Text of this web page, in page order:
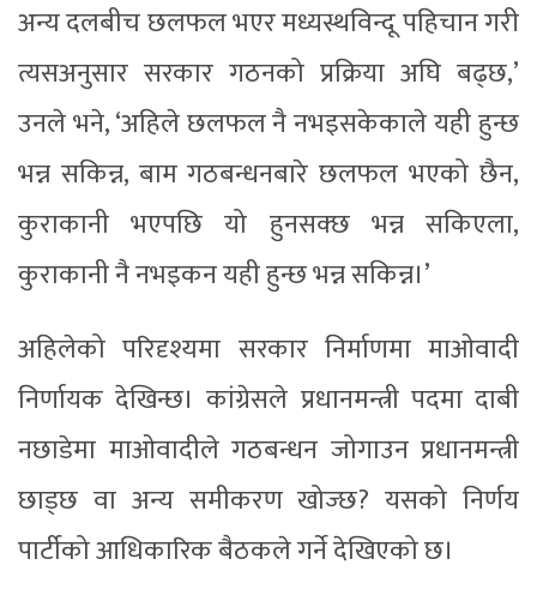
अन्य दलबीच छलफल भएर मध्यस्थविन्दू पहिचान गरी
त्यसअनुसार सरकार गठनको प्रक्रिया अघि बढ्छ,’
उनले भने, ‘अहिले छलफल नै नभइसकेकाले यही हुन्छ
भन्न सकिन्न, बाम गठबन्धनबारे छलफल भएको छैन,
कुराकानी भएपछि यो हुनसक्छ भन्न सकिएला,
कुराकानी नै नभइकन यही हुन्छ भन्न सकिन्न।’
अहिलेको परिदृश्यमा सरकार निर्माणमा माओवादी
निर्णायक देखिन्छ। कांग्रेसले प्रधानमन्त्री पदमा दाबी
नछाडेमा माओवादीले गठबन्धन जोगाउन प्रधानमन्त्री
छाड्छ वा अन्य समीकरण खोज्छ? यसको निर्णय
पार्टीको आधिकारिक बैठकले गर्ने देखिएको छ।